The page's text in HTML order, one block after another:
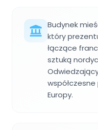
Budynek
który
łączące
sztuką
Europy.